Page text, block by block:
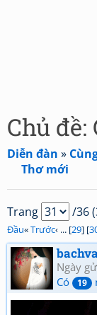
Chủ
Diễn đàn »
Thơ mới
Trang /36
Đầu«Trước‹ ... [29] [
Ngày
Có
19